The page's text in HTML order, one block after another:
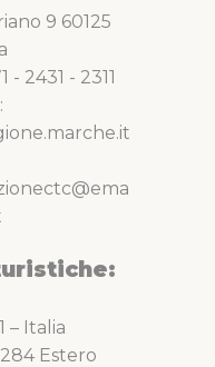
9 60125
- 2431 - 2311
– Italia
Estero